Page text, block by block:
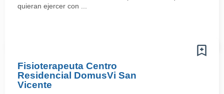
quieran ejercer con ...
Fisioterapeuta Centro
Residencial DomusVi San
Vicente